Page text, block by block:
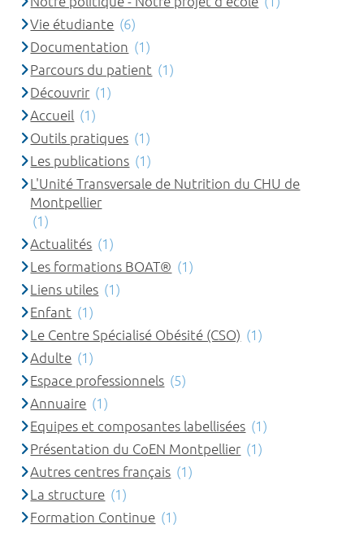
Vie étudiante (6)
Documentation (1)
Parcours du patient (1)
Découvrir (1)
Accueil (1)
Outils pratiques (1)
Les publications (1)
L'Unité Transversale de Nutrition du CHU de
Montpellier
(1)
Actualités (1)
Les formations BOAT® (1)
Liens utiles (1)
Enfant (1)
Le Centre Spécialisé Obésité (CSO) (1)
Adulte (1)
Espace professionnels (5)
Annuaire (1)
Equipes et composantes labellisées (1)
Présentation du CoEN Montpellier (1)
Autres centres français (1)
La structure (1)
Formation Continue (1)